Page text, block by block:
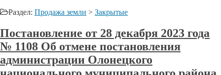
Раздел: Продажа земли > Закрытые
Постановление от 28 декабря 2023 года
№ 1108 Об отмене постановления
администрации Олонецкого